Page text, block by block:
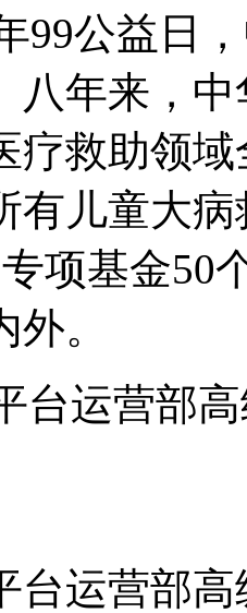
99公益日
八年来，
疗救助领
有儿童大
项基金50
。
台运营部
台运营部